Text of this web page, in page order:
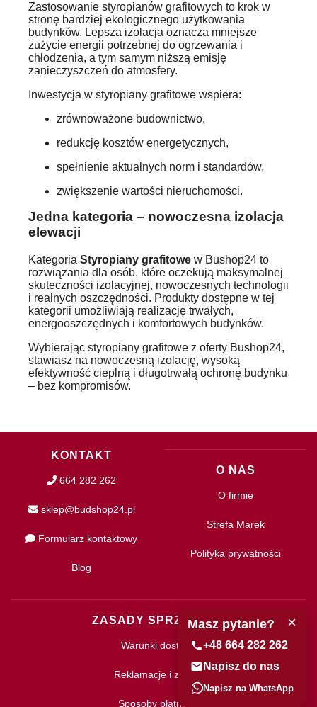
Zastosowanie styropianów grafitowych to krok w
stronę bardziej ekologicznego użytkowania
budynków. Lepsza izolacja oznacza mniejsze
zużycie energii potrzebnej do ogrzewania i
chłodzenia, a tym samym niższą emisję
zanieczyszczeń do atmosfery.
Inwestycja w styropiany grafitowe wspiera:
zrównoważone budownictwo,
redukcję kosztów energetycznych,
spełnienie aktualnych norm i standardów,
zwiększenie wartości nieruchomości.
Jedna kategoria – nowoczesna izolacja
elewacji
Kategoria Styropiany grafitowe w Bushop24 to
rozwiązania dla osób, które oczekują maksymalnej
skuteczności izolacyjnej, nowoczesnych technologii
i realnych oszczędności. Produkty dostępne w tej
kategorii umożliwiają realizację trwałych,
energooszczędnych i komfortowych budynków.
Wybierając styropiany grafitowe z oferty Bushop24,
stawiasz na nowoczesną izolację, wysoką
efektywność cieplną i długotrwałą ochronę budynku
– bez kompromisów.
KONTAKT
664 282 262
sklep@budshop24.pl
Formularz kontaktowy
Blog
O NAS
O firmie
Strefa Marek
Polityka prywatności
ZASADY SPRZEDAŻY
Warunki dostawy
Reklamacje i zwroty
Sposoby płatności
×
Masz pytanie?
+48 664 282 262
Napisz do nas
Napisz na WhatsApp